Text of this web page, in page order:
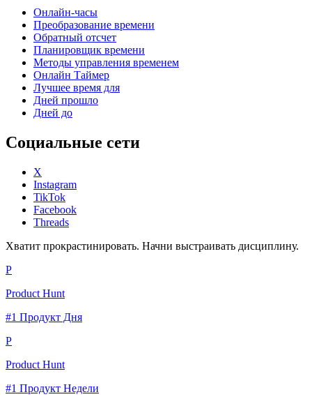
Онлайн-часы
Преобразование времени
Обратный отсчет
Планировщик времени
Методы управления временем
Онлайн Таймер
Лучшее время для
Дней прошло
Дней до
Социальные сети
X
Instagram
TikTok
Facebook
Threads
Хватит прокрастинировать. Начни выстраивать дисциплину.
P
Product Hunt
#1 Продукт Дня
P
Product Hunt
#1 Продукт Недели